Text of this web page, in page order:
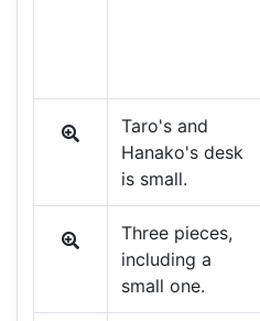
Taro's and
Hanako's desk
is small.
Three pieces,
including a
small one.